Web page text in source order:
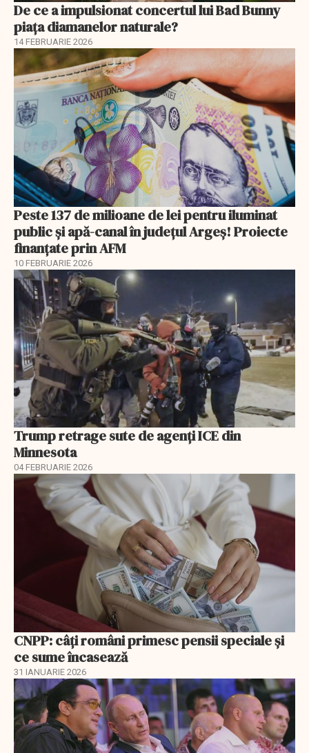
De ce a impulsionat concertul lui Bad Bunny
piața diamanelor naturale?
14 FEBRUARIE 2026
Peste 137 de milioane de lei pentru iluminat
public și apă-canal în județul Argeș! Proiecte
finanțate prin AFM
10 FEBRUARIE 2026
Trump retrage sute de agenți ICE din
Minnesota
04 FEBRUARIE 2026
CNPP: câți români primesc pensii speciale și
ce sume încasează
31 IANUARIE 2026